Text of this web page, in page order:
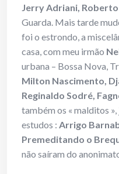
Jerry Adriani,
Guarda. Mais tarde
foi o estrondo, a
casa, com meu irmão
urbana – Bossa Nova,
Milton Nascimento,
Reginaldo Sodré,
também os « malditos »,
estudos : Arrigo
Premeditando o
não saíram do